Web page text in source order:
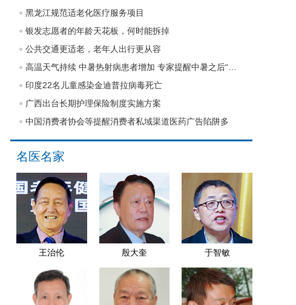
黑龙江规范适老化医疗服务项目
银发志愿者的年龄天花板，何时能拆掉
公共交通更适老，老年人出行更从容
印度22名儿童感染金迪普拉病毒死亡
广西出台长期护理保险制度实施方案
中国消费者协会等提醒消费者私域渠道医药广告陷阱多
名医名家
王治伦 殷大奎 于智敏